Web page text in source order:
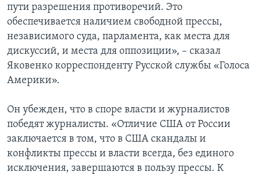
пути разрешения противоречий. Это
обеспечивается наличием свободной прессы,
независимого суда, парламента, как места для
дискуссий, и места для оппозиции», – сказал
Яковенко корреспонденту Русской службы «Голоса
Америки».
Он убежден, что в споре власти и журналистов
победят журналисты. «Отличие США от России
заключается в том, что в США скандалы и
конфликты прессы и власти всегда, без единого
исключения, завершаются в пользу прессы. К